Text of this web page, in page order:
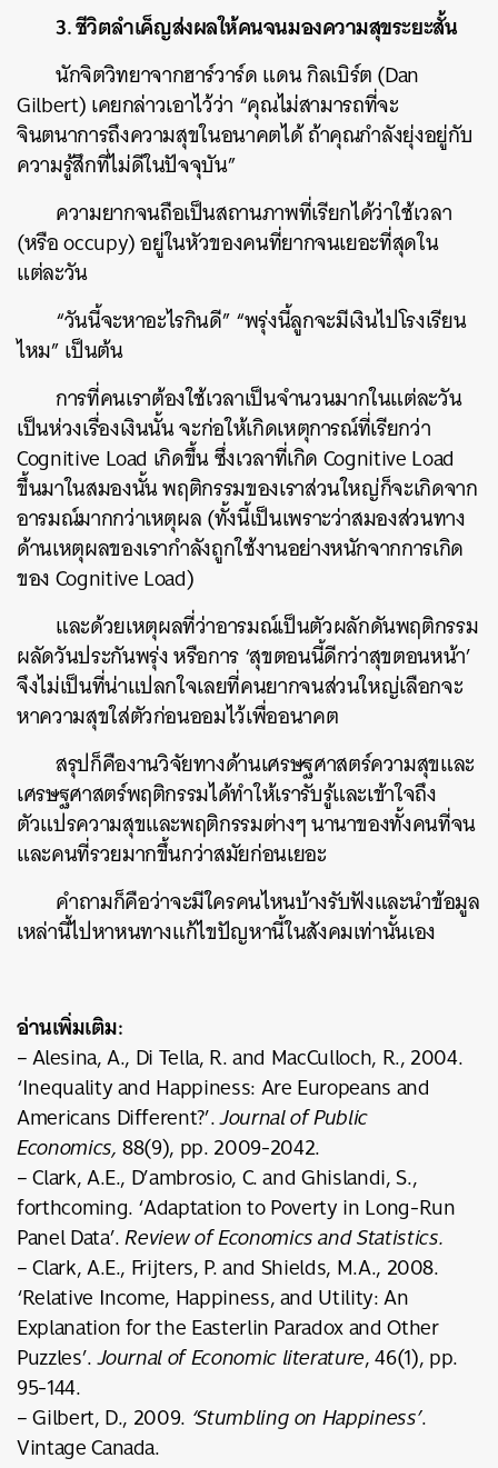
3. ชีวิตลำเค็ญส่งผลให้คนจนมองความสุขระยะสั้น
นักจิตวิทยาจากฮาร์วาร์ด แดน กิลเบิร์ต (Dan
Gilbert) เคยกล่าวเอาไว้ว่า “คุณไม่สามารถที่จะ
จินตนาการถึงความสุขในอนาคตได้ ถ้าคุณกำลังยุ่งอยู่กับ
ความรู้สึกที่ไม่ดีในปัจจุบัน”
ความยากจนถือเป็นสถานภาพที่เรียกได้ว่าใช้เวลา
(หรือ occupy) อยู่ในหัวของคนที่ยากจนเยอะที่สุดใน
แต่ละวัน
“วันนี้จะหาอะไรกินดี” “พรุ่งนี้ลูกจะมีเงินไปโรงเรียน
ไหม” เป็นต้น
การที่คนเราต้องใช้เวลาเป็นจำนวนมากในแต่ละวัน
เป็นห่วงเรื่องเงินนั้น จะก่อให้เกิดเหตุการณ์ที่เรียกว่า
Cognitive Load เกิดขึ้น ซึ่งเวลาที่เกิด Cognitive Load
ขึ้นมาในสมองนั้น พฤติกรรมของเราส่วนใหญ่ก็จะเกิดจาก
อารมณ์มากกว่าเหตุผล (ทั้งนี้เป็นเพราะว่าสมองส่วนทาง
ด้านเหตุผลของเรากำลังถูกใช้งานอย่างหนักจากการเกิด
ของ Cognitive Load)
และด้วยเหตุผลที่ว่าอารมณ์เป็นตัวผลักดันพฤติกรรม
ผลัดวันประกันพรุ่ง หรือการ ‘สุขตอนนี้ดีกว่าสุขตอนหน้า’
จึงไม่เป็นที่น่าแปลกใจเลยที่คนยากจนส่วนใหญ่เลือกจะ
หาความสุขใส่ตัวก่อนออมไว้เพื่ออนาคต
สรุปก็คืองานวิจัยทางด้านเศรษฐศาสตร์ความสุขและ
เศรษฐศาสตร์พฤติกรรมได้ทำให้เรารับรู้และเข้าใจถึง
ตัวแปรความสุขและพฤติกรรมต่างๆ นานาของทั้งคนที่จน
และคนที่รวยมากขึ้นกว่าสมัยก่อนเยอะ
คำถามก็คือว่าจะมีใครคนไหนบ้างรับฟังและนำข้อมูล
เหล่านี้ไปหาหนทางแก้ไขปัญหานี้ในสังคมเท่านั้นเอง
อ่านเพิ่มเติม:
– Alesina, A., Di Tella, R. and MacCulloch, R., 2004.
‘Inequality and Happiness: Are Europeans and
Americans Different?’.Journal of Public
Economics,88(9), pp. 2009-2042.
– Clark, A.E., D’ambrosio, C. and Ghislandi, S.,
forthcoming. ‘Adaptation to Poverty in Long-Run
Panel Data’.Review of Economics and Statistics.
– Clark, A.E., Frijters, P. and Shields, M.A., 2008.
‘Relative Income, Happiness, and Utility: An
Explanation for the Easterlin Paradox and Other
Puzzles’.Journal of Economic literature, 46(1), pp.
95-144.
– Gilbert, D., 2009. ‘Stumbling on Happiness’.
Vintage Canada.